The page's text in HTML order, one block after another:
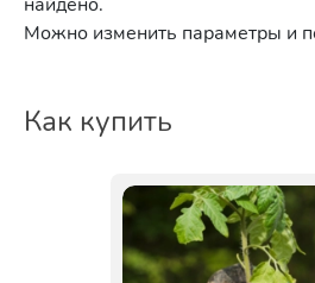
Можно изменить параметры и
Как купить